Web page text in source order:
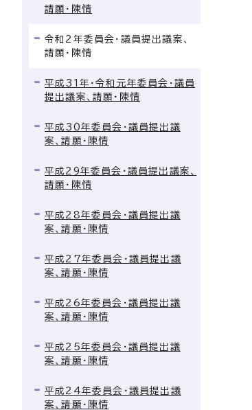
請願・陳情
令和2年委員会・議員提出議案、
請願・陳情
平成31年・令和元年委員会・議員
提出議案、請願・陳情
平成30年委員会・議員提出議
案、請願・陳情
平成29年委員会・議員提出議案、
請願・陳情
平成28年委員会・議員提出議
案、請願・陳情
平成27年委員会・議員提出議
案、請願・陳情
平成26年委員会・議員提出議
案、請願・陳情
平成25年委員会・議員提出議
案、請願・陳情
平成24年委員会・議員提出議
案、請願・陳情